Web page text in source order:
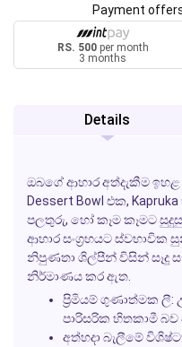
Payment
RS. 500per month
3 months
Details
ඔබගේ ආහාර අත්දැකීම ඉහළ
Dessert Bowl එක, Kapruka
පලතුරු, හෝ කෑම කෑමට
ආහාර සංග්‍රහයට ස්වභාවික
නිපුණතා ශිල්පීන් විසින් සෑදූ
නිර්මාණය කර ඇත.
ප්‍රිමියම් ගුණාත්මක ලී:
පාරිසරික හිතකාමී
අත්හදා බැලීමේ